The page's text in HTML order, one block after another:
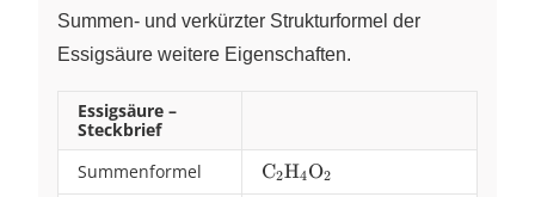
Summen- und verkürzter Strukturformel der
Essigsäure weitere Eigenschaften.
Essigsäure –
Steckbrief
Summenformel
\ce{C2H4O2}
CX
2HX
4OX
2